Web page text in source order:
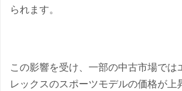
られます。
この影響を受け、一部の中古市場では
レックスのスポーツモデルの価格が上